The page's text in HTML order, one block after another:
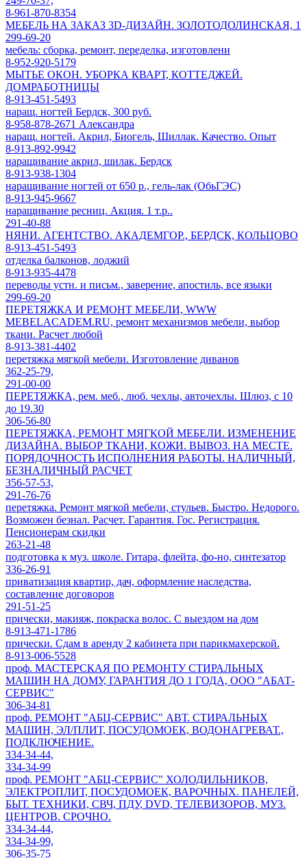
8-961-870-8354
МЕБЕЛЬ НА ЗАКАЗ 3D-ДИЗАЙН. ЗОЛОТОДОЛИНСКАЯ, 1
299-69-20
мебель: сборка, ремонт, переделка, изготовлени
8-952-920-5179
МЫТЬЕ ОКОН. УБОРКА КВАРТ, КОТТЕДЖЕЙ.
ДОМРАБОТНИЦЫ
8-913-451-5493
наращ. ногтей Бердск, 300 руб.
8-958-878-2671 Александра
наращ. ногтей. Акрил, Биогель, Шиллак. Качество. Опыт
8-913-892-9942
наращивание акрил, шилак. Бердск
8-913-938-1304
наращивание ногтей от 650 р., гель-лак (ОбьГЭС)
8-913-945-9667
наращивание ресниц. Акция. 1 т.р..
291-40-88
НЯНИ. АГЕНТСТВО. АКАДЕМГОР., БЕРДСК, КОЛЬЦОВО
8-913-451-5493
отделка балконов, лоджий
8-913-935-4478
переводы устн. и письм., заверение, апостиль, все языки
299-69-20
ПЕРЕТЯЖКА И РЕМОНТ МЕБЕЛИ, WWW
MEBELACADEM.RU, ремонт механизмов мебели, выбор
ткани. Расчет любой
8-913-381-4402
перетяжка мягкой мебели. Изготовление диванов
362-25-79,
291-00-00
ПЕРЕТЯЖКА, рем. меб., люб. чехлы, авточехлы. Шлюз, с 10
до 19.30
306-56-80
ПЕРЕТЯЖКА, РЕМОНТ МЯГКОЙ МЕБЕЛИ. ИЗМЕНЕНИЕ
ДИЗАЙНА. ВЫБОР ТКАНИ, КОЖИ. ВЫВОЗ. НА МЕСТЕ.
ПОРЯДОЧНОСТЬ ИСПОЛНЕНИЯ РАБОТЫ. НАЛИЧНЫЙ,
БЕЗНАЛИЧНЫЙ РАСЧЕТ
356-57-53,
291-76-76
перетяжка. Ремонт мягкой мебели, стульев. Быстро. Недорого.
Возможен безнал. Расчет. Гарантия. Гос. Регистрация.
Пенсионерам скидки
263-21-48
подготовка к муз. школе. Гитара, флейта, фо-но, синтезатор
336-26-91
приватизация квартир, дач, оформление наследства,
составление договоров
291-51-25
прически, макияж, покраска волос. С выездом на дом
8-913-471-1786
прически. Сдам в аренду 2 кабинета при парикмахерской.
8-913-006-5528
проф. МАСТЕРСКАЯ ПО РЕМОНТУ СТИРАЛЬНЫХ
МАШИН НА ДОМУ, ГАРАНТИЯ ДО 1 ГОДА, ООО "АБАТ-
СЕРВИС"
306-34-81
проф. РЕМОНТ "АБЦ-СЕРВИС" АВТ. СТИРАЛЬНЫХ
МАШИН, ЭЛ/ПЛИТ, ПОСУДОМОЕК, ВОДОНАГРЕВАТ.,
ПОДКЛЮЧЕНИЕ.
334-34-44,
334-34-99
проф. РЕМОНТ "АБЦ-СЕРВИС" ХОЛОДИЛЬНИКОВ,
ЭЛЕКТРОПЛИТ, ПОСУДОМОЕК, ВАРОЧНЫХ. ПАНЕЛЕЙ,
БЫТ. ТЕХНИКИ, СВЧ, ПДУ, DVD, ТЕЛЕВИЗОРОВ, МУЗ.
ЦЕНТРОВ. СРОЧНО.
334-34-44,
334-34-99,
306-35-75